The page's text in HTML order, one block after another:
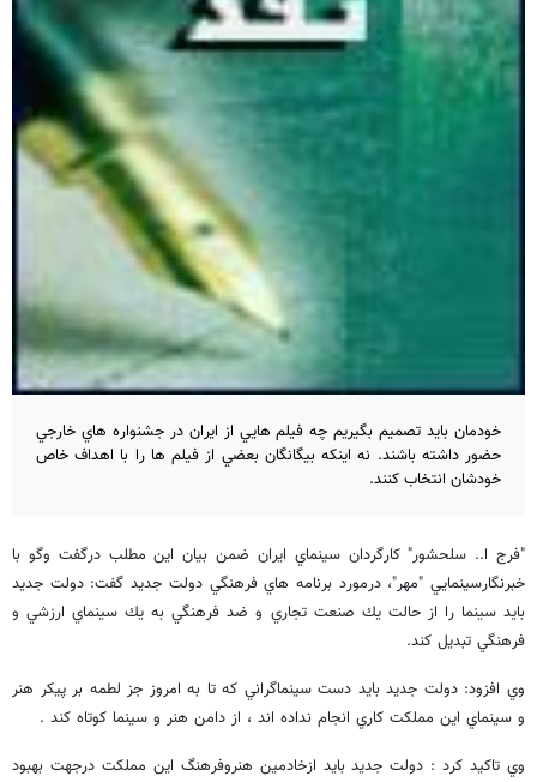
خودمان بايد تصميم بگيريم چه فيلم هايي از ايران در جشنواره هاي خارجي
حضور داشته باشند. نه اينكه بيگانگان بعضي از فيلم ها را با اهداف خاص
خودشان انتخاب كنند.
"فرج ا.. سلحشور" كارگردان سينماي ايران ضمن بيان اين مطلب درگفت وگو با
خبرنگارسينمايي "مهر"، درمورد برنامه هاي فرهنگي دولت جديد گفت: دولت جديد
بايد سينما را از حالت يك صنعت تجاري و ضد فرهنگي به يك سينماي ارزشي و
فرهنگي تبديل كند.
وي افزود: دولت جديد بايد دست سينماگراني كه تا به امروز جز لطمه بر پيكر هنر
و سينماي اين مملكت كاري انجام نداده اند ، از دامن هنر و سينما كوتاه كند .
وي تاكيد كرد : دولت جديد بايد ازخادمين هنروفرهنگ اين مملكت درجهت بهبود